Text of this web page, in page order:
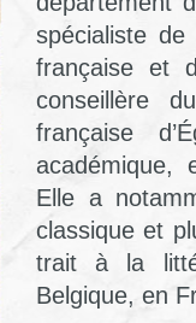
spécialiste de
française et
conseillère
française
académique,
Elle a
classique et
trait à la
Belgique, en